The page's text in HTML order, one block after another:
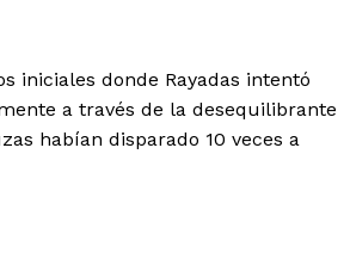
Colima
Durango Estado de
Guanajuato Guerrero Hidalgo
Michoacán Zacatecas
iniciales donde Rayadas intentó
a través de la desequilibrante
habían disparado 10 veces a